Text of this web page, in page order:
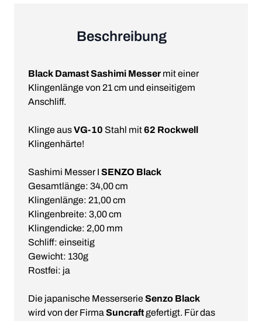
Beschreibung
Black Damast Sashimi Messer mit einer
Klingenlänge von 21 cm und einseitigem
Anschliff.
Klinge ausVG-10 Stahl mit62 Rockwell
Klingenhärte!
Sashimi Messer I SENZO Black
Gesamtlänge: 34,00 cm
Klingenlänge: 21,00 cm
Klingenbreite: 3,00 cm
Klingendicke: 2,00 mm
Schliff: einseitig
Gewicht: 130g
Rostfei: ja
Die japanische MesserserieSenzo Black
wird von der Firma Suncraftgefertigt. Für das